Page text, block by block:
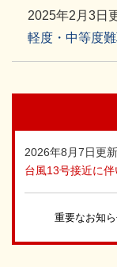
2025年2月3日
軽度・中等度
2026年8月7日更新
台風13号接近に伴
重要なお知